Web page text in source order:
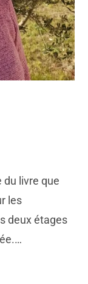
du livre que
les
deux étages